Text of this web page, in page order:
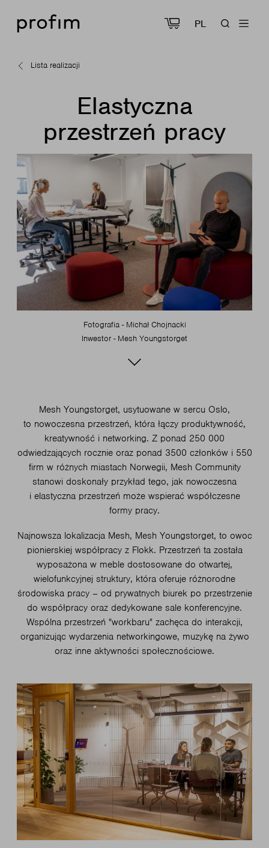
PL
Lista realizacji
Elastyczna
przestrzeń pracy
Fotografia - Michał Chojnacki
Inwestor - Mesh Youngstorget
Mesh Youngstorget, usytuowane w sercu Oslo,
to nowoczesna przestrzeń, która łączy produktywność,
kreatywność i networking. Z ponad 250 000
odwiedzających rocznie oraz ponad 3500 członków i 550
firm w różnych miastach Norwegii, Mesh Community
stanowi doskonały przykład tego, jak nowoczesna
i elastyczna przestrzeń może wspierać współczesne
formy pracy.
Najnowsza lokalizacja Mesh, Mesh Youngstorget, to owoc
pionierskiej współpracy z Flokk. Przestrzeń ta została
wyposażona w meble dostosowane do otwartej,
wielofunkcyjnej struktury, która oferuje różnorodne
środowiska pracy – od prywatnych biurek po przestrzenie
do współpracy oraz dedykowane sale konferencyjne.
Wspólna przestrzeń "workbaru" zachęca do interakcji,
organizując wydarzenia networkingowe, muzykę na żywo
oraz inne aktywności społecznościowe.